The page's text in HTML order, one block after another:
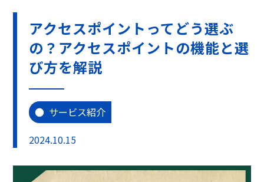
アクセスポイントってどう選ぶ
の？アクセスポイントの機能と選
び方を解説
サービス紹介
2024.10.15